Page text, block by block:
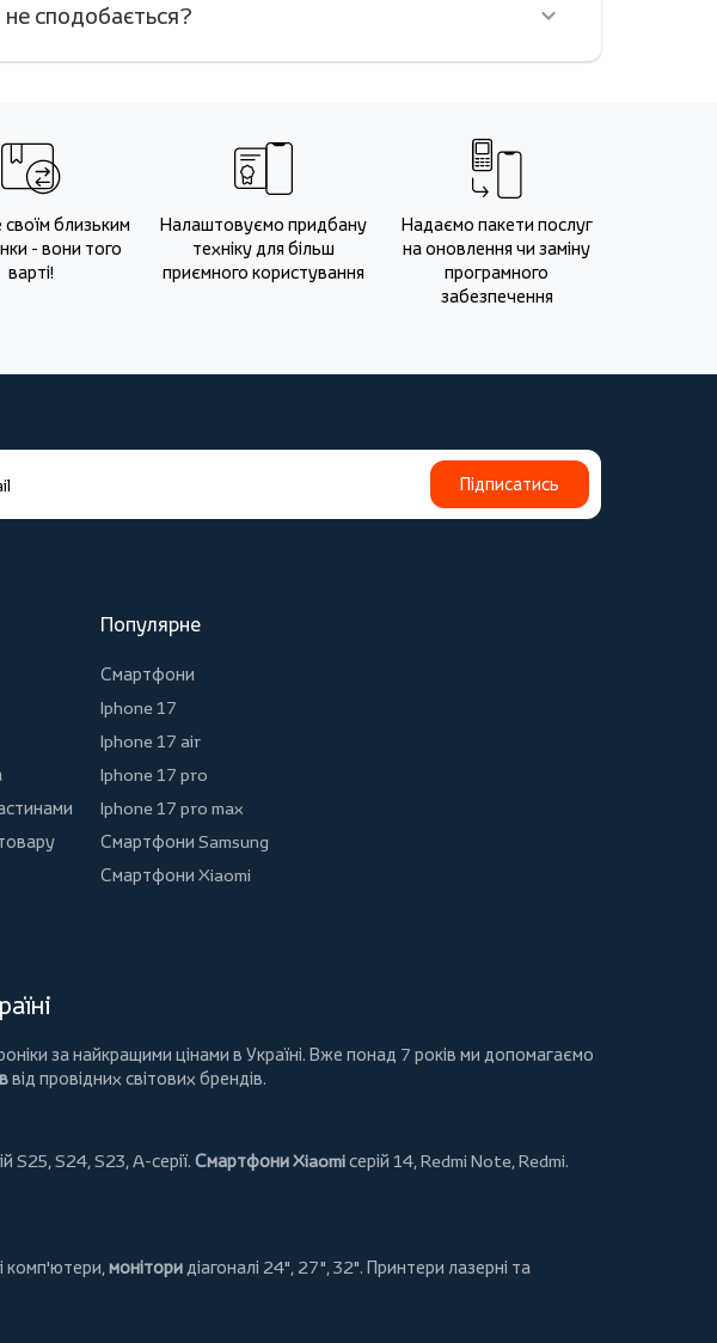
сподобається?
близьким
- вони того
варті!
Налаштовуємо придбану
техніку для більш
приємного користування
Надаємо пакети послуг
на оновлення чи заміну
програмного
забезпечення
Підписатись
Популярне
Смартфони
Iphone 17
Iphone 17 air
Iphone 17 pro
Iphone 17 pro max
Смартфони Samsung
Смартфони Xiaomi
за найкращими цінами в Україні. Вже понад 7 років ми допомагаємо
від провідних світових брендів.
S25, S24, S23, A-серії. Смартфони Xiaomiсерій 14, Redmi Note, Redmi.
комп'ютери,моніторидіагоналі 24", 27", 32". Принтери лазерні та